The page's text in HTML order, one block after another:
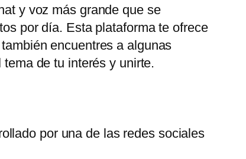
y voz más grande que se
por día. Esta plataforma te ofrece
encuentres a algunas
de tu interés y unirte.
por una de las redes sociales